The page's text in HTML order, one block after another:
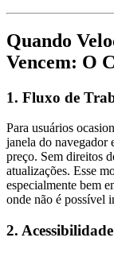
Quando
Vencem: O
1. Fluxo de
Para usuários
janela do navegador
preço. Sem direitos
atualizações. Esse
especialmente bem
onde não é possível
2.